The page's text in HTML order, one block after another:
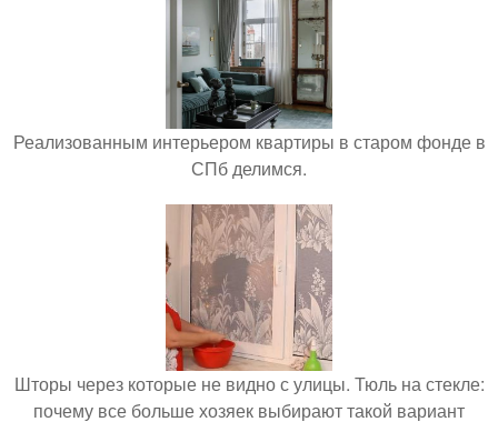
Реализованным интерьером квартиры в старом фонде в
СПб делимся.
Шторы через которые не видно с улицы. Тюль на стекле:
почему все больше хозяек выбирают такой вариант